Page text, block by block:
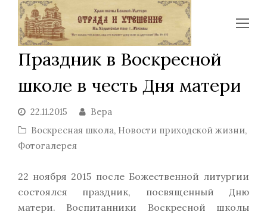
Праздник в Воскресной
школе в честь Дня матери
22.11.2015
Вера
Воскресная школа, Новости приходской жизни,
Фотогалерея
22 ноября 2015 после Божественной литургии
состоялся праздник, посвященный Дню
матери. Воспитанники Воскресной школы